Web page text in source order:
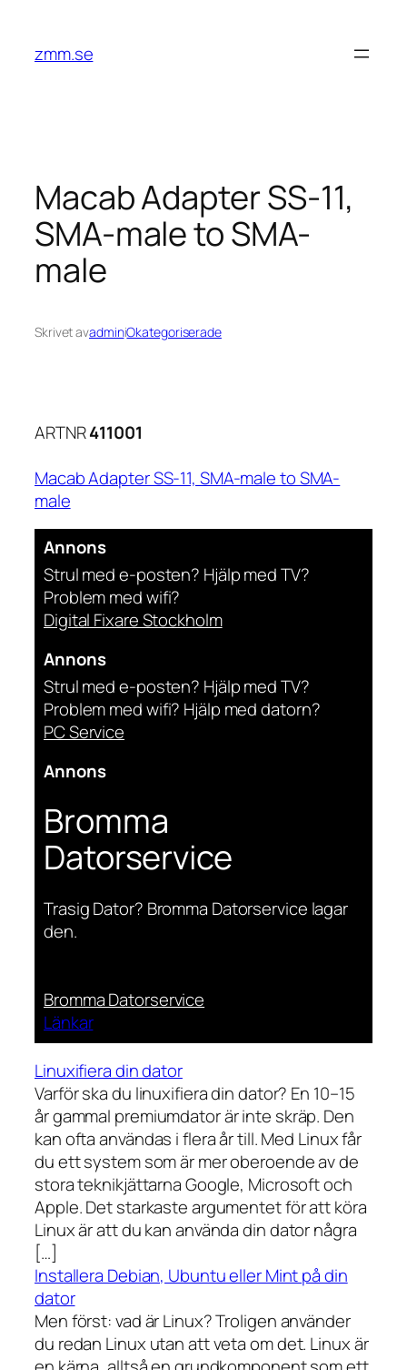
innehåll
zmm.se
Macab Adapter SS-11,
SMA-male to SMA-
male
Skrivet avadminiOkategoriserade
ARTNR411001
Macab Adapter SS-11, SMA-male to SMA-
male
Annons
Strul med e-posten? Hjälp med TV?
Problem med wifi?
Digital Fixare Stockholm
Annons
Strul med e-posten? Hjälp med TV?
Problem med wifi? Hjälp med datorn?
PC Service
Annons
Bromma
Datorservice
Trasig Dator? Bromma Datorservice lagar
den.
Bromma Datorservice
Länkar
Linuxifiera din dator
Varför ska du linuxifiera din dator? En 10–15
år gammal premiumdator är inte skräp. Den
kan ofta användas i flera år till. Med Linux får
du ett system som är mer oberoende av de
stora teknikjättarna Google, Microsoft och
Apple. Det starkaste argumentet för att köra
Linux är att du kan använda din dator några
[…]
Installera Debian, Ubuntu eller Mint på din
dator
Men först: vad är Linux? Troligen använder
du redan Linux utan att veta om det. Linux är